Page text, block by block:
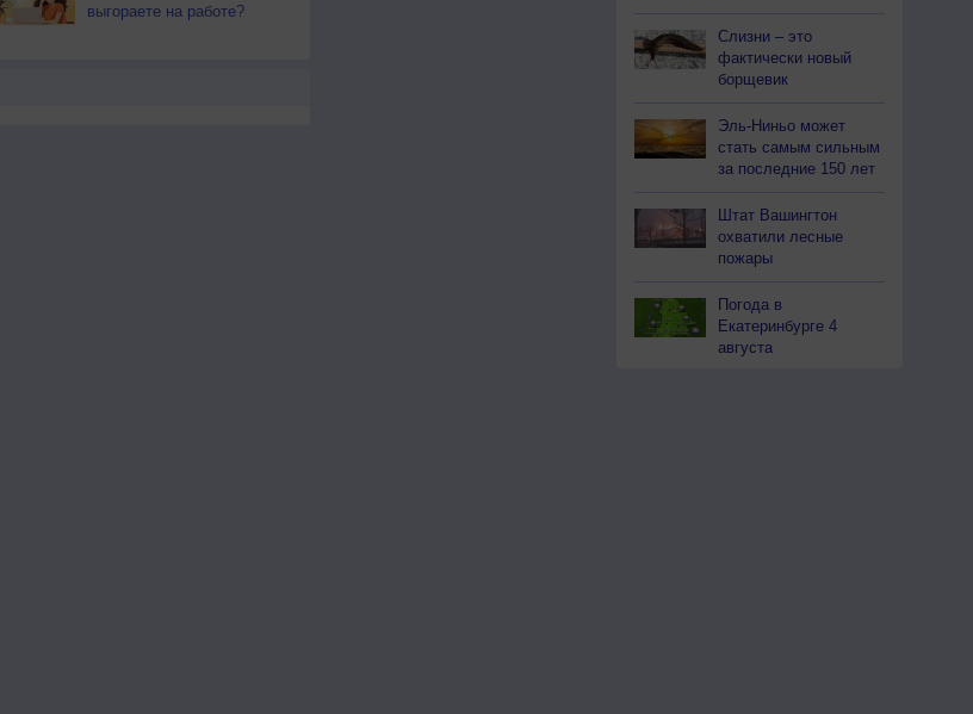
выгораете на работе?
Слизни – это
фактически новый
борщевик
Эль-Ниньо может
стать самым сильным
за последние 150 лет
Штат Вашингтон
охватили лесные
пожары
Погода в
Екатеринбурге 4
августа